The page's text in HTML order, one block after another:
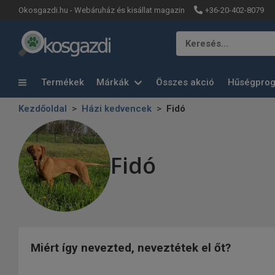
Okosgazdi.hu - Webáruház és kisállat magazin +36-20-402-8079
Keresés…
Termékek Márkák Összes akció
Kezdőoldal Házi kedvencek Fidó
Fidó
Miért így nevezted, neveztétek el őt?